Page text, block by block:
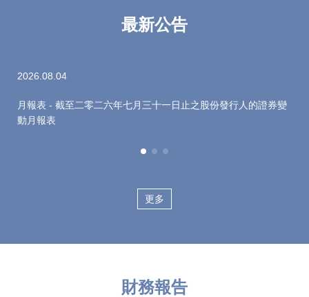
最新公告
2026.08.04
月報表 - 截至二零二六年七月三十一日止之股份發行人的證券變
動月報表
更多
財務報告